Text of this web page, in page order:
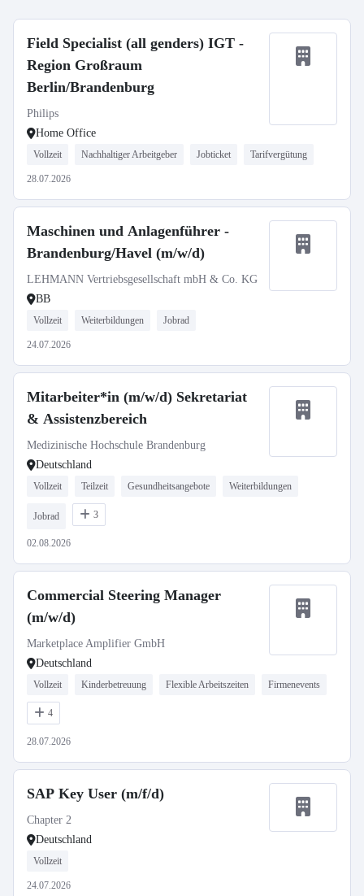
Field Specialist (all genders) IGT -
Region Großraum
Berlin/Brandenburg
Philips
Home Office
Vollzeit Nachhaltiger Arbeitgeber Jobticket Tarifvergütung
28.07.2026
Maschinen und Anlagenführer -
Brandenburg/Havel (m/w/d)
LEHMANN Vertriebsgesellschaft mbH & Co. KG
BB
Vollzeit Weiterbildungen Jobrad
24.07.2026
Mitarbeiter*in (m/w/d) Sekretariat
& Assistenzbereich
Medizinische Hochschule Brandenburg
Deutschland
Vollzeit Teilzeit Gesundheitsangebote Weiterbildungen
Jobrad 3
02.08.2026
Commercial Steering Manager
(m/w/d)
Marketplace Amplifier GmbH
Deutschland
Vollzeit Kinderbetreuung Flexible Arbeitszeiten Firmenevents
4
28.07.2026
SAP Key User (m/f/d)
Chapter 2
Deutschland
Vollzeit
24.07.2026